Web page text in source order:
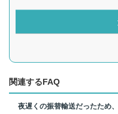
関連するFAQ
夜遅くの振替輸送だったため